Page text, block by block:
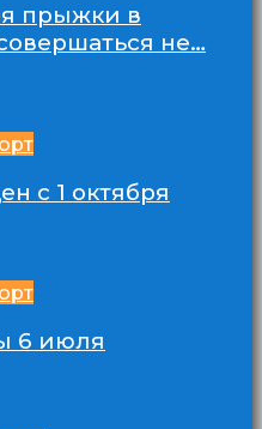
прыжки в
не…
с 1 октября
6 июля